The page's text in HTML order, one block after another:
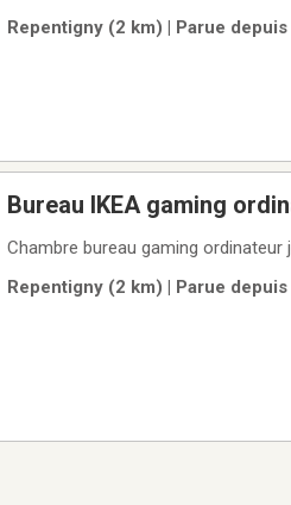
Repentigny (2 km) | Parue
Bureau IKEA gaming
Chambre bureau gaming
Repentigny (2 km) | Parue